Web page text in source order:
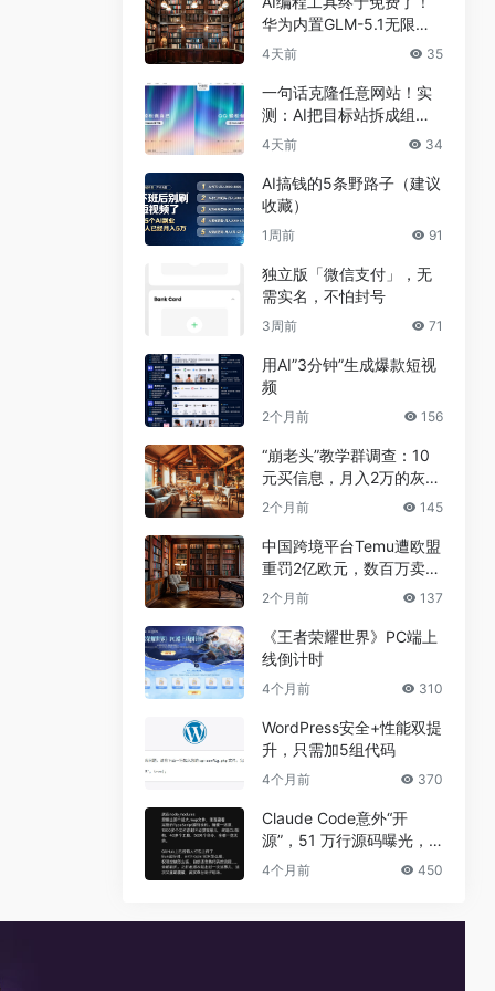
华为内置GLM-5.1无限
用，npm装完就能写代码
4天前 35
一句话克隆任意网站！实
测：AI把目标站拆成组
件，差异不到5%
4天前 34
AI搞钱的5条野路子（建议
收藏）
1周前 91
独立版「微信支付」，无
需实名，不怕封号
3周前 71
用AI”3分钟”生成爆款短视
频
2个月前 156
“崩老头”教学群调查：10
元买信息，月入2万的灰色
兼职真相
2个月前 145
中国跨境平台Temu遭欧盟
重罚2亿欧元，数百万卖家
恐受牵连
2个月前 137
《王者荣耀世界》PC端上
线倒计时
4个月前 310
WordPress安全+性能双提
升，只需加5组代码
4个月前 370
Claude Code意外“开
源”，51 万行源码曝光，
但真正的秘密没有泄露
4个月前 450